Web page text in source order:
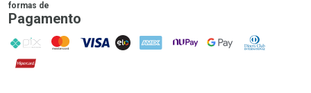
formas de
Pagamento
PIX MasterCard
VISA ELO AMEX NuPay Google PayDiners Club
Hipercard